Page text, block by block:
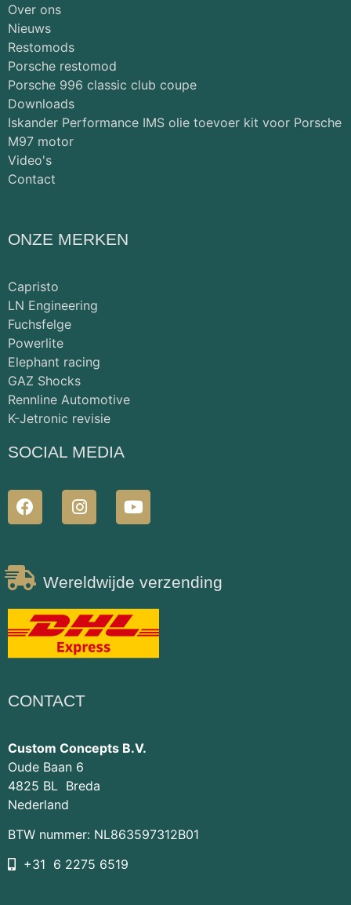
Over ons
Nieuws
Restomods
Porsche restomod
Porsche 996 classic club coupe
Downloads
Iskander Performance IMS olie toevoer kit voor Porsche
M97 motor
Video's
Contact
ONZE MERKEN
Capristo
LN Engineering
Fuchsfelge
Powerlite
Elephant racing
GAZ Shocks
Rennline Automotive
K-Jetronic revisie
SOCIAL MEDIA
Wereldwijde verzending
CONTACT
Custom Concepts B.V.
Oude Baan 6
4825 BL Breda
Nederland
BTW nummer: NL863597312B01
+31 6 2275 6519